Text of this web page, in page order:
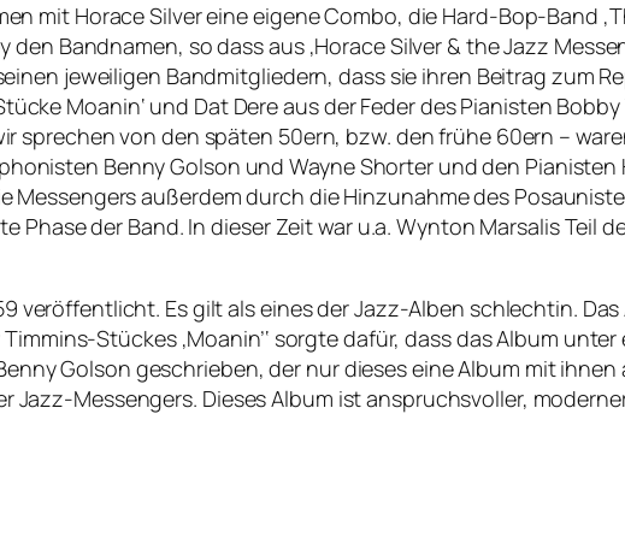
mit Horace Silver eine eigene Combo, die Hard-Bop-Band
Bandnamen, so dass aus ‚Horace Silver & the Jazz
jeweiligen Bandmitgliedern, dass sie ihren Beitrag zum
Moanin‘ und Dat Dere aus der Feder des Pianisten
sprechen von den späten 50ern, bzw. den frühe 60ern –
Benny Golson und Wayne Shorter und den Pianisten
Messengers außerdem durch die Hinzunahme des
der Band. In dieser Zeit war u.a. Wynton Marsalis Teil
veröffentlicht. Es gilt als eines der Jazz-Alben schlechtin.
Stückes ‚Moanin’‘ sorgte dafür, dass das Album
Golson geschrieben, der nur dieses eine Album mit ihnen
Messengers. Dieses Album ist anspruchsvoller,